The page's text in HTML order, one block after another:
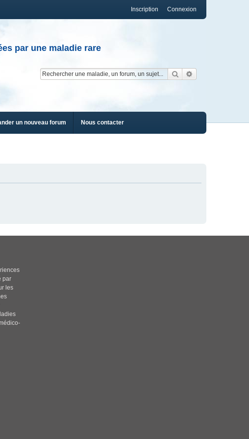
Connexion
Inscription
par une maladie rare
Rechercher
un nouveau forum Nous contacter
par
les